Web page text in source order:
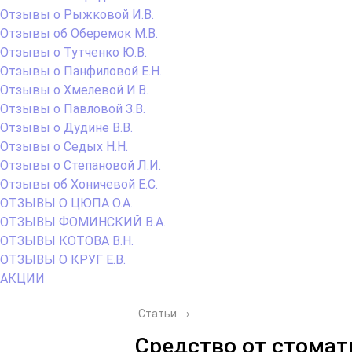
Отзывы о Рыжковой И.В.
Отзывы об Оберемок М.В.
Отзывы о Тутченко Ю.В.
Отзывы о Панфиловой Е.Н.
Отзывы о Хмелевой И.В.
Отзывы о Павловой З.В.
Отзывы о Дудине В.В.
Отзывы о Седых Н.Н.
Отзывы о Степановой Л.И.
Отзывы об Хоничевой Е.С.
ОТЗЫВЫ О ЦЮПА О.А.
ОТЗЫВЫ ФОМИНСКИЙ В.А.
ОТЗЫВЫ КОТОВА В.Н.
ОТЗЫВЫ О КРУГ Е.В.
АКЦИИ
Статьи ›
Средство от